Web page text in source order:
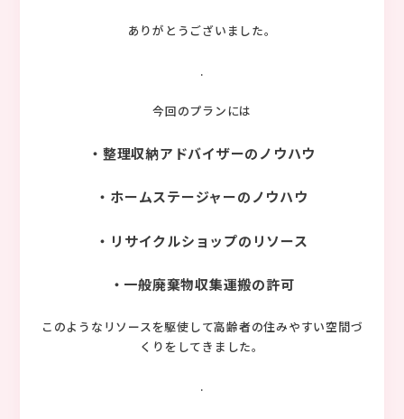
ありがとうございました。
.
今回のプランには
・整理収納アドバイザーのノウハウ
・ホームステージャーのノウハウ
・リサイクルショップのリソース
・一般廃棄物収集運搬の許可
このようなリソースを駆使して高齢者の住みやすい空間づ
くりをしてきました。
.